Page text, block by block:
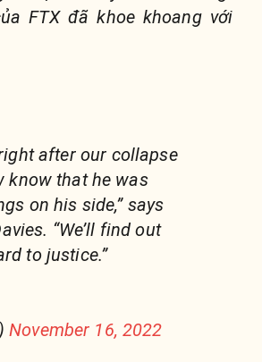
FTX đã khoe khoang với
after our collapse
know that he was
on his side,” says
“We’ll find out
to justice.”
November 16, 2022